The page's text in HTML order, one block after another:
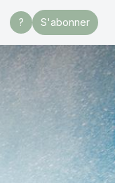
? S'abonner